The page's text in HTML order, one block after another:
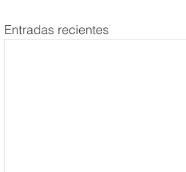
Entradas recientes